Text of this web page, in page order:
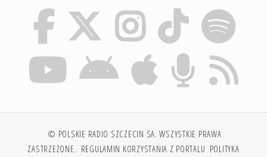
© POLSKIE RADIO SZCZECIN SA. WSZYSTKIE PRAWA
ZASTRZEŻONE. REGULAMIN KORZYSTANIA Z PORTALU POLITYKA